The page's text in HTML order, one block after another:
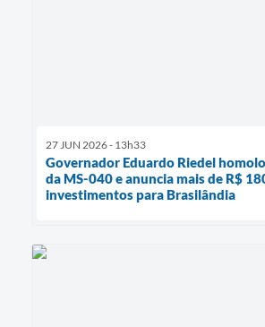
27 JUN 2026 - 13h33
Governador Eduardo Riedel
da MS-040 e anuncia mais de R$
investimentos para Brasilândia